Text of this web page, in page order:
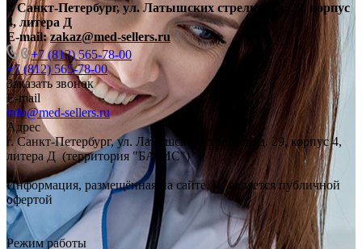
г. Санкт-Петербург, ул. Латышских стрелков, д. 29, корпус
4, литера Д
E-mail:zakaz@med-sellers.ru
+7 (812) 565-78-00
+7 (812) 565-78-00
Заказать звонок
E-mail
info@med-sellers.ru
Адрес
г. Санкт-Петербург, ул. Латышских стрелков, д. 29, корпус 4,
литера Д (территория "БАЗИС")
Информация, размещённая на сайте, не является публичной
офертой
Режим работы